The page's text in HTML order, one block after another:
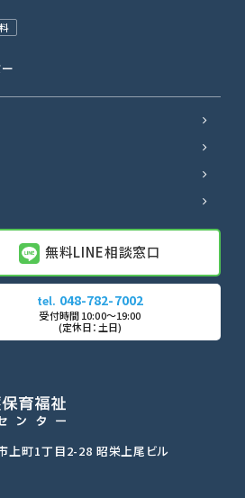
上町1丁目2-28 昭栄上尾ビル
無料LINE相談窓口
048-782-7002